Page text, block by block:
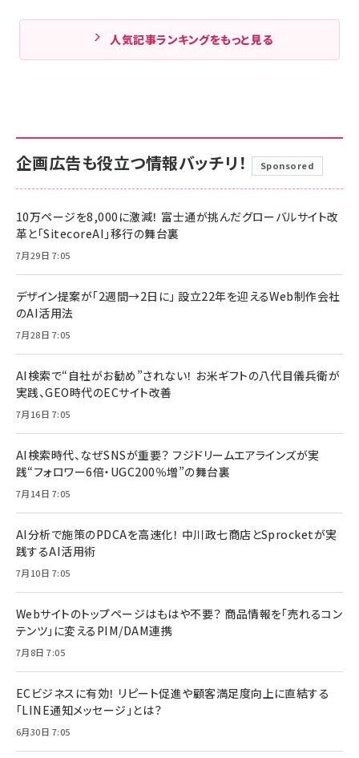
人気記事ランキングをもっと見る
企画広告も役立つ情報バッチリ！ Sponsored
10万ページを8,000に激減！ 富士通が挑んだグローバルサイト改
革と「SitecoreAI」移行の舞台裏
7月29日 7:05
デザイン提案が「2週間→2日に」 設立22年を迎えるWeb制作会社
のAI活用法
7月28日 7:05
AI検索で“自社がお勧め”されない！ お米ギフトの八代目儀兵衛が
実践、GEO時代のECサイト改善
7月16日 7:05
AI検索時代、なぜSNSが重要？ フジドリームエアラインズが実
践“フォロワー6倍・UGC200％増”の舞台裏
7月14日 7:05
AI分析で施策のPDCAを高速化！ 中川政七商店とSprocketが実
践するAI活用術
7月10日 7:05
Webサイトのトップページはもはや不要？ 商品情報を「売れるコン
テンツ」に変えるPIM/DAM連携
7月8日 7:05
ECビジネスに有効！ リピート促進や顧客満足度向上に直結する
「LINE通知メッセージ」とは？
6月30日 7:05